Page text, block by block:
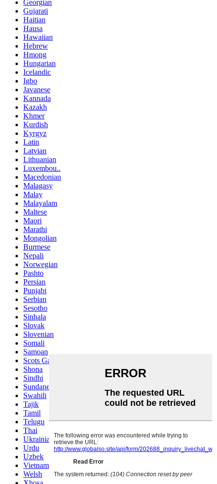
Georgian
Gujarati
Haitian
Hausa
Hawaiian
Hebrew
Hmong
Hungarian
Icelandic
Igbo
Javanese
Kannada
Kazakh
Khmer
Kurdish
Kyrgyz
Latin
Latvian
Lithuanian
Luxembou..
Macedonian
Malagasy
Malay
Malayalam
Maltese
Maori
Marathi
Mongolian
Burmese
Nepali
Norwegian
Pashto
Persian
Punjabi
Serbian
Sesotho
Sinhala
Slovak
Slovenian
Somali
Samoan
Scots Gaelic
Shona
Sindhi
Sundanese
Swahili
Tajik
Tamil
Telugu
Thai
Ukrainian
Urdu
Uzbek
Vietnamese
Welsh